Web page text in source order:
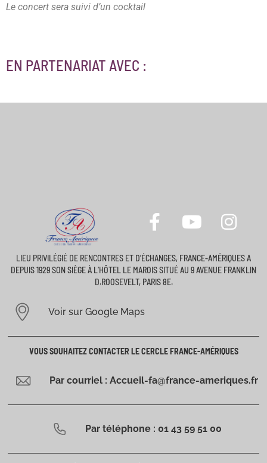
Le concert sera suivi d’un cocktail
EN PARTENARIAT AVEC :
LIEU PRIVILÉGIÉ DE RENCONTRES ET D’ÉCHANGES, FRANCE-AMÉRIQUES A
DEPUIS 1929 SON SIÈGE À L’HÔTEL LE MAROIS SITUÉ AU 9 AVENUE FRANKLIN
D.ROOSEVELT, PARIS 8E.
Voir sur Google Maps
VOUS SOUHAITEZ CONTACTER LE CERCLE FRANCE-AMÉRIQUES
Par courriel : Accueil-fa@france-ameriques.fr
Par téléphone : 01 43 59 51 00